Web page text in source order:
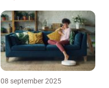
08 september 2025